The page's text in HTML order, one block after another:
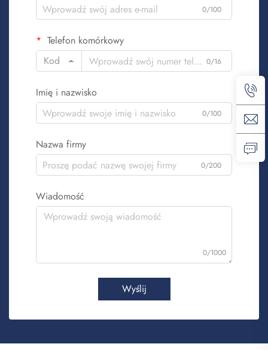
0/100
Telefon komórkowy
Kod
0/16
Imię i nazwisko
0/100
Nazwa firmy
0/200
Wiadomość
0/1000
Wyślij